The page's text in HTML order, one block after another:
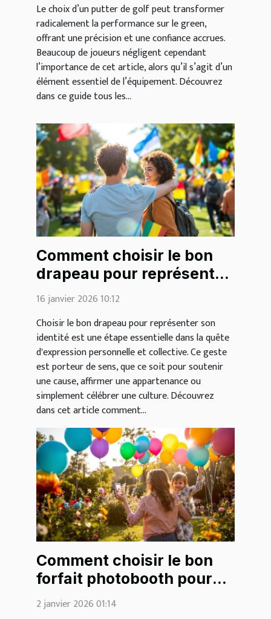
Le choix d’un putter de golf peut transformer
radicalement la performance sur le green,
offrant une précision et une confiance accrues.
Beaucoup de joueurs négligent cependant
l’importance de cet article, alors qu’il s’agit d’un
élément essentiel de l’équipement. Découvrez
dans ce guide tous les...
Comment choisir le bon
drapeau pour représenter
votre identité?
16 janvier 2026 10:12
Choisir le bon drapeau pour représenter son
identité est une étape essentielle dans la quête
d'expression personnelle et collective. Ce geste
est porteur de sens, que ce soit pour soutenir
une cause, affirmer une appartenance ou
simplement célébrer une culture. Découvrez
dans cet article comment...
Comment choisir le bon
forfait photobooth pour
votre fête d'anniversaire ?
2 janvier 2026 01:14